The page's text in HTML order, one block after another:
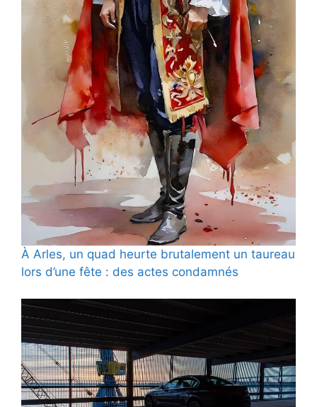
À Arles, un quad heurte brutalement un taureau
lors d’une fête : des actes condamnés